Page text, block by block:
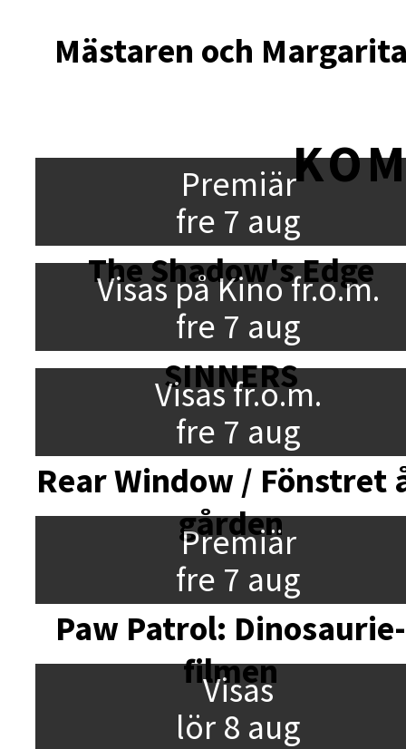
Mästaren och
Premiär
fre 7 aug
The Shadow's Edge
Visas på Kino fr.o.m.
fre 7 aug
SINNERS
Visas fr.o.m.
fre 7 aug
Rear Window / Fönstret
gården
Premiär
fre 7 aug
Paw Patrol: Dinosaurie-
filmen
Visas
lör 8 aug